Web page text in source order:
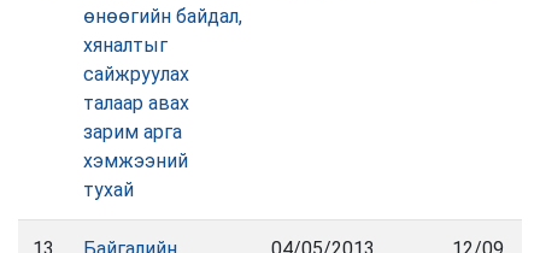
өнөөгийн байдал,
хяналтыг
сайжруулах
талаар авах
зарим арга
хэмжээний
тухай